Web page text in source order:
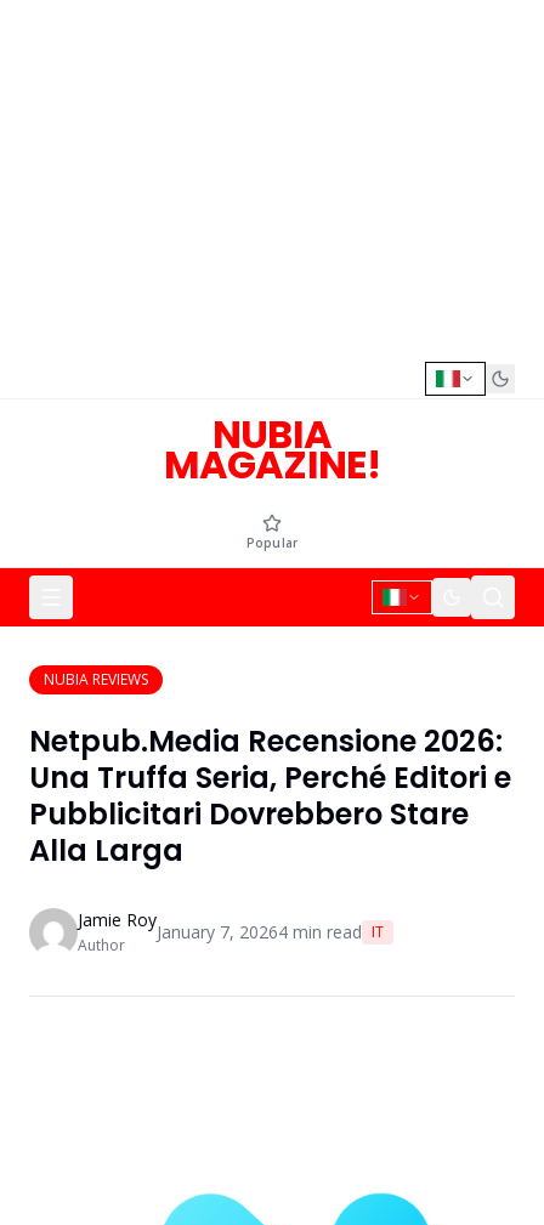
NUBIA
MAGAZINE!
Popular
NUBIA REVIEWS
Netpub.Media Recensione 2026:
Una Truffa Seria, Perché Editori e
Pubblicitari Dovrebbero Stare
Alla Larga
Jamie Roy
Author
January 7, 20264 min read IT